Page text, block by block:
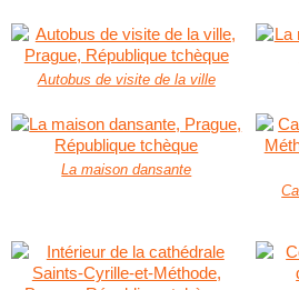
Autobus de visite de la ville
La maison dansante